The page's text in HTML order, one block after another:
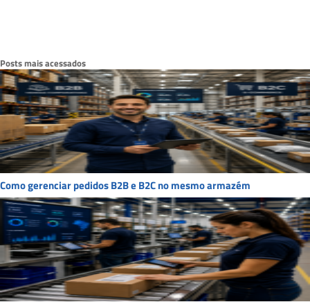
Posts mais acessados
Como gerenciar pedidos B2B e B2C no mesmo armazém